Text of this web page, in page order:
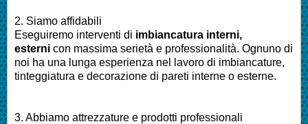
2. Siamo affidabili
Eseguiremo interventi di imbiancatura interni,
esterni con massima serietà e professionalità. Ognuno di
noi ha una lunga esperienza nel lavoro di imbiancature,
tinteggiatura e decorazione di pareti interne o esterne.
3. Abbiamo attrezzature e prodotti professionali